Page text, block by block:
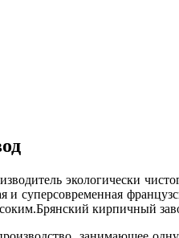
экологически
и суперсовременная
кирпичный